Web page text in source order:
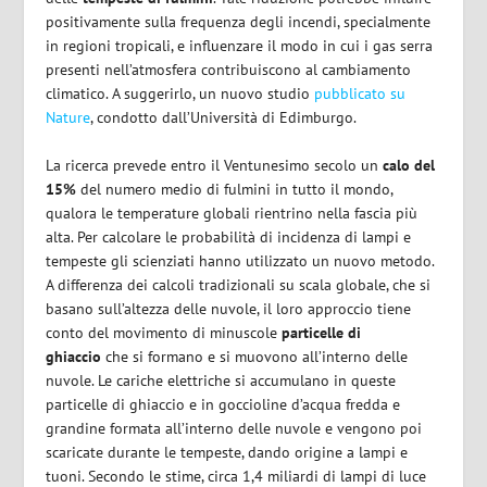
positivamente sulla frequenza degli incendi, specialmente
in regioni tropicali, e influenzare il modo in cui i gas serra
presenti nell’atmosfera contribuiscono al cambiamento
climatico. A suggerirlo, un nuovo studio pubblicato su
Nature, condotto dall’Università di Edimburgo.
La ricerca prevede entro il Ventunesimo secolo uncalo del
15% del numero medio di fulmini in tutto il mondo,
qualora le temperature globali rientrino nella fascia più
alta. Per calcolare le probabilità di incidenza di lampi e
tempeste gli scienziati hanno utilizzato un nuovo metodo.
A differenza dei calcoli tradizionali su scala globale, che si
basano sull’altezza delle nuvole, il loro approccio tiene
conto del movimento di minuscoleparticelle di
ghiaccio che si formano e si muovono all’interno delle
nuvole. Le cariche elettriche si accumulano in queste
particelle di ghiaccio e in goccioline d’acqua fredda e
grandine formata all’interno delle nuvole e vengono poi
scaricate durante le tempeste, dando origine a lampi e
tuoni. Secondo le stime, circa 1,4 miliardi di lampi di luce